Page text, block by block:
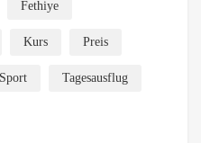
Fethiye
Kurs Preis
Sport Tagesausflug